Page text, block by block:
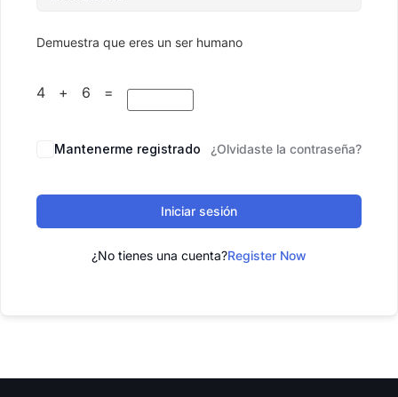
Demuestra que eres un ser humano
4 + 6 =
Mantenerme registrado ¿Olvidaste la contraseña?
Iniciar sesión
¿No tienes una cuenta?Register Now